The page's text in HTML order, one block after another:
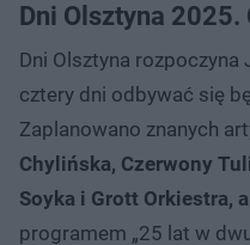
Dni Olsztyna 2025.
Dni Olsztyna rozpoczyna
cztery dni odbywać się
Zaplanowano znanych
Chylińska, Czerwony
Soyka i Grott Orkiestra,
programem „25 lat w